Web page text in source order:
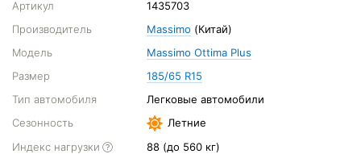
Артикул
1435703
Производитель
Massimo (Китай)
Модель
Massimo Ottima Plus
Размер
185/65 R15
Тип автомобиля
Легковые автомобили
Сезонность
Летние
Индекс нагрузки
88 (до 560 кг)